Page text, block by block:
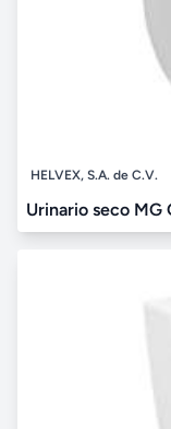
HELVEX, S.A. de C.V.
Urinario seco MG